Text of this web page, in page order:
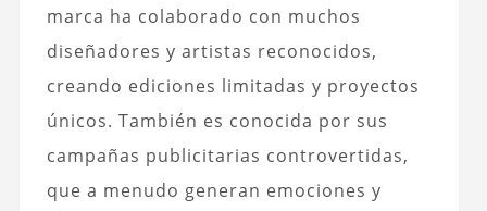
marca ha colaborado con muchos
diseñadores y artistas reconocidos,
creando ediciones limitadas y proyectos
únicos. También es conocida por sus
campañas publicitarias controvertidas,
que a menudo generan emociones y